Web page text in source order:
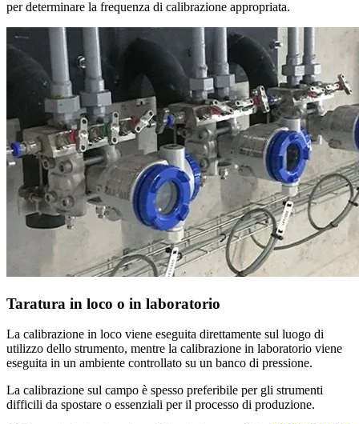
per determinare la frequenza di calibrazione appropriata.
Taratura in loco o in laboratorio
La calibrazione in loco viene eseguita direttamente sul luogo di
utilizzo dello strumento, mentre la calibrazione in laboratorio viene
eseguita in un ambiente controllato su un banco di pressione.
La calibrazione sul campo è spesso preferibile per gli strumenti
difficili da spostare o essenziali per il processo di produzione.